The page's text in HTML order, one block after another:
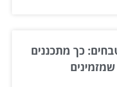
כך מתכננים